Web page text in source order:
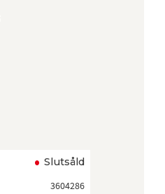
Slutsåld
3604286